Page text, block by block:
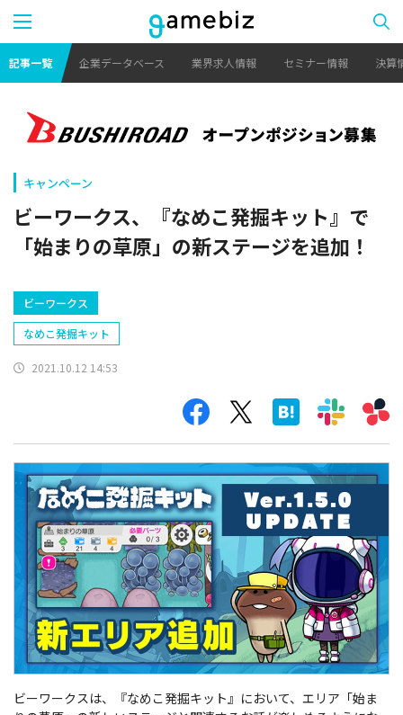
記事一覧 企業データベース 業界求人情報 セミナー情報 決算
キャンペーン
ビーワークス、『なめこ発掘キット』で
「始まりの草原」の新ステージを追加！
ビーワークス
なめこ発掘キット
2021.10.12 14:53
ビーワークスは、『なめこ発掘キット』において、エリア「始ま